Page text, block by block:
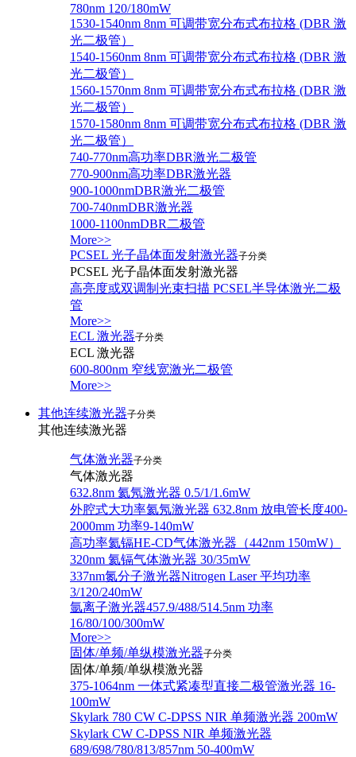
780nm 120/180mW
1530-1540nm 8nm 可调带宽分布式布拉格 (DBR 激
光二极管）
1540-1560nm 8nm 可调带宽分布式布拉格 (DBR 激
光二极管）
1560-1570nm 8nm 可调带宽分布式布拉格 (DBR 激
光二极管）
1570-1580nm 8nm 可调带宽分布式布拉格 (DBR 激
光二极管）
740-770nm高功率DBR激光二极管
770-900nm高功率DBR激光器
900-1000nmDBR激光二极管
700-740nmDBR激光器
1000-1100nmDBR二极管
More>>
PCSEL 光子晶体面发射激光器子分类
PCSEL 光子晶体面发射激光器
高亮度或双调制光束扫描 PCSEL半导体激光二极
管
More>>
ECL 激光器子分类
ECL 激光器
600-800nm 窄线宽激光二极管
More>>
其他连续激光器子分类
其他连续激光器
气体激光器子分类
气体激光器
632.8nm 氦氖激光器 0.5/1/1.6mW
外腔式大功率氦氖激光器 632.8nm 放电管长度400-
2000mm 功率9-140mW
高功率氦镉HE-CD气体激光器（442nm 150mW）
320nm 氦镉气体激光器 30/35mW
337nm氮分子激光器Nitrogen Laser 平均功率
3/120/240mW
氩离子激光器457.9/488/514.5nm 功率
16/80/100/300mW
More>>
固体/单频/单纵模激光器子分类
固体/单频/单纵模激光器
375-1064nm 一体式紧凑型直接二极管激光器 16-
100mW
Skylark 780 CW C-DPSS NIR 单频激光器 200mW
Skylark CW C-DPSS NIR 单频激光器
689/698/780/813/857nm 50-400mW